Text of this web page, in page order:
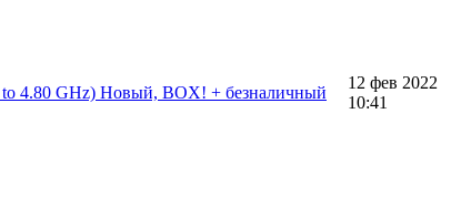
4.80 GHz) Новый, BOX! + безналичный
12 фев 2022
10:41